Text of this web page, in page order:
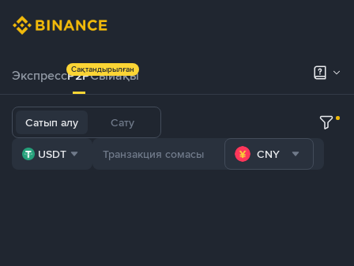
ЭкспрессP2PСыйақы
Сақтандырылған
Сатып алу Сату
USDT CNY